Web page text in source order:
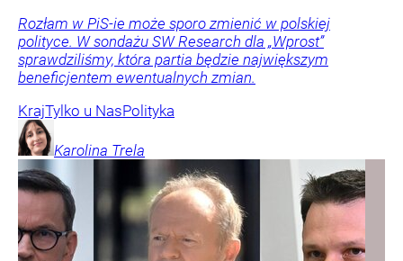
Rozłam w PiS-ie może sporo zmienić w polskiej
polityce. W sondażu SW Research dla „Wprost”
sprawdziliśmy, która partia będzie największym
beneficjentem ewentualnych zmian.
KrajTylko u NasPolityka
Karolina Trela